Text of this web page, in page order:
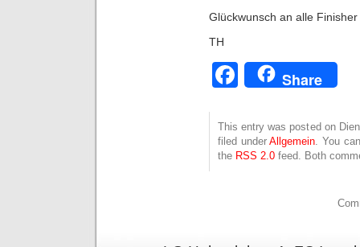
Glückwunsch an alle Finisher
TH
Facebook
Share
This entry was posted on
filed underAllgemein . You
the RSS 2.0 feed. Both